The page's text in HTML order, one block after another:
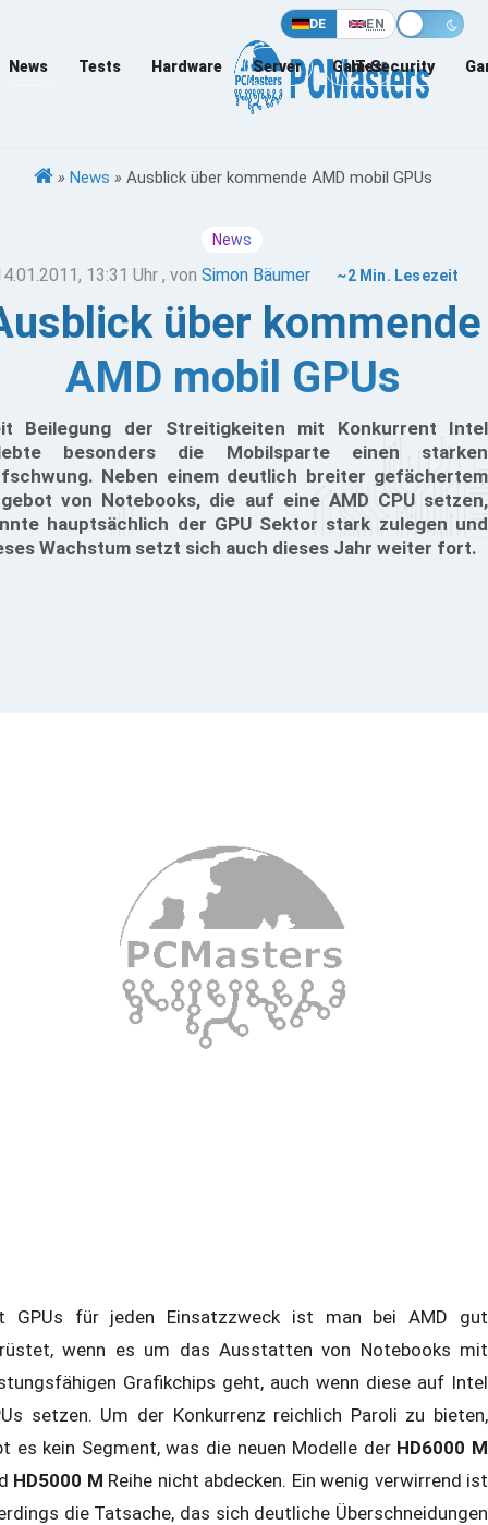
DE EN
News Tests Hardware Server Games
IT-Security
» News » Ausblick über kommende AMD mobil GPUs
News
13:31 Uhr , vonSimon Bäumer ~2 Min. Lesezeit
über kommende
AMD mobil GPUs
Beilegung der Streitigkeiten mit Konkurrent Intel
besonders die Mobilsparte einen starken
Neben einem deutlich breiter gefächertem
von Notebooks, die auf eine AMD CPU setzen,
hauptsächlich der GPU Sektor stark zulegen und
Wachstum setzt sich auch dieses Jahr weiter fort.
GPUs für jeden Einsatzzweck ist man bei AMD gut
wenn es um das Ausstatten von Notebooks mit
Grafikchips geht, auch wenn diese auf Intel
setzen. Um der Konkurrenz reichlich Paroli zu bieten,
es kein Segment, was die neuen Modelle der HD6000 M
HD5000 M Reihe nicht abdecken. Ein wenig verwirrend ist
die Tatsache, das sich deutliche Überschneidungen